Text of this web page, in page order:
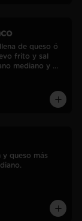
de queso ó
frito y sal
mediano y
y queso más